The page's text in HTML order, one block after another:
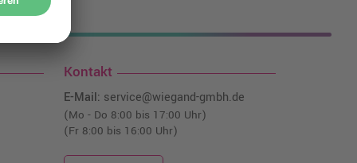
Kontakt
E-Mail: service@wiegand-gmbh.de
(Mo - Do 8:00 bis 17:00 Uhr)
(Fr 8:00 bis 16:00 Uhr)